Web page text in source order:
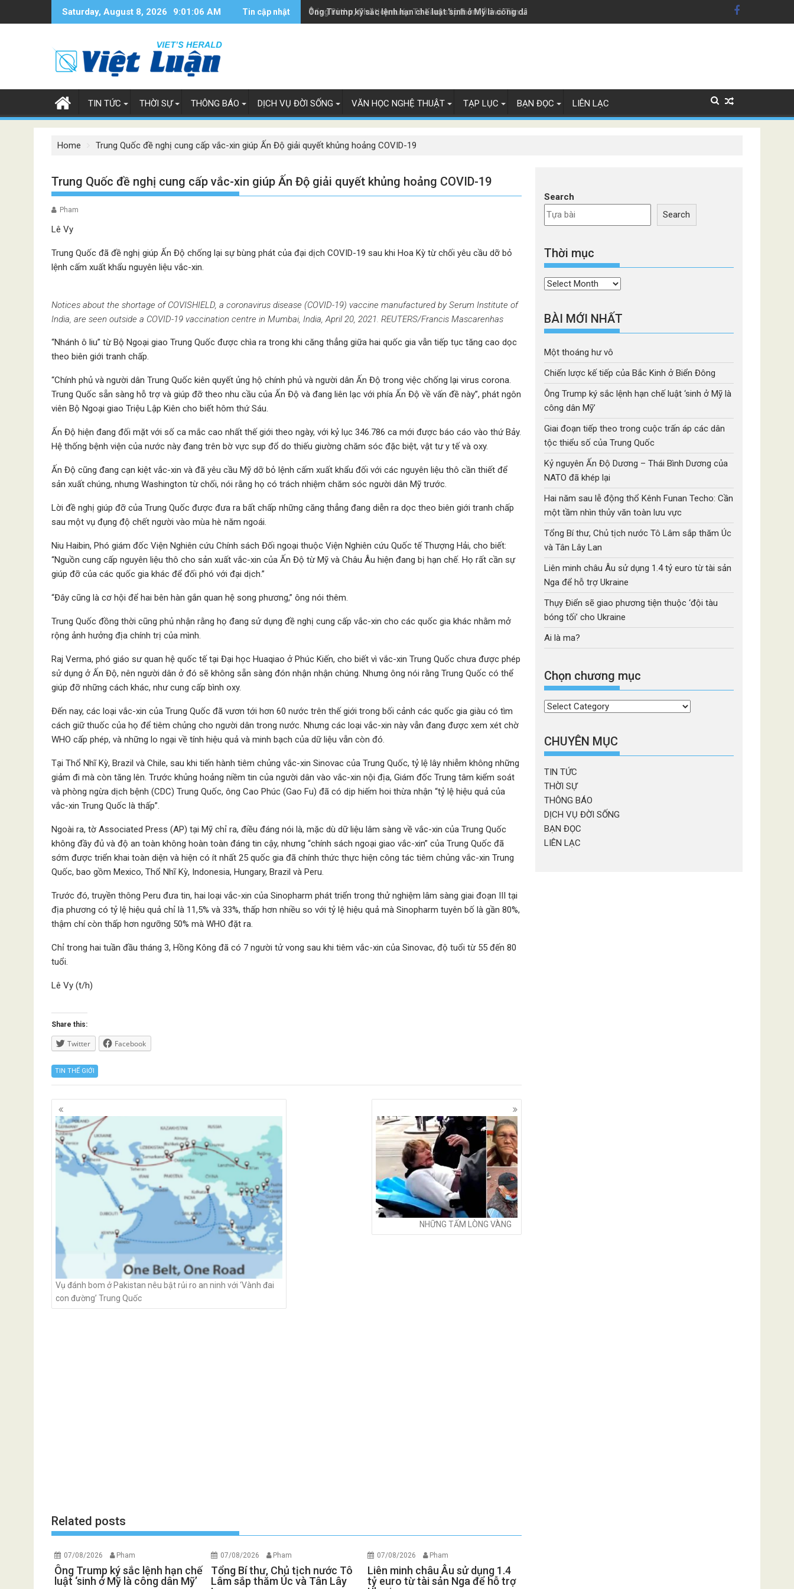
Saturday, August 8, 2026 9:01:07 AM Tin cập nhật Ông Trump ký sắc lệnh hạn chế luật 'sinh ở Mỹ là công dân Mỹ'
Tổng Bí thư, Chủ tịch nước Tô Lâm sắp thăm Úc và Tân Lây Lan
TIN TỨC THỜI SỰ THÔNG BÁO DỊCH VỤ ĐỜI SỐNG VĂN HỌC NGHỆ THUẬT TẠP LỤC BẠN ĐỌC LIÊN LẠC
Home Trung Quốc đề nghị cung cấp vắc-xin giúp Ấn Độ giải quyết khủng hoảng COVID-19
Trung Quốc đề nghị cung cấp vắc-xin giúp Ấn Độ giải quyết khủng hoảng COVID-19
Pham
Lê Vy
Trung Quốc đã đề nghị giúp Ấn Độ chống lại sự bùng phát của đại dịch COVID-19 sau khi Hoa Kỳ từ chối yêu cầu dỡ bỏ
lệnh cấm xuất khẩu nguyên liệu vắc-xin.
Notices about the shortage of COVISHIELD, a coronavirus disease (COVID-19) vaccine manufactured by Serum Institute of
India, are seen outside a COVID-19 vaccination centre in Mumbai, India, April 20, 2021. REUTERS/Francis Mascarenhas
“Nhánh ô liu” từ Bộ Ngoại giao Trung Quốc được chìa ra trong khi căng thẳng giữa hai quốc gia vẫn tiếp tục tăng cao dọc
theo biên giới tranh chấp.
“Chính phủ và người dân Trung Quốc kiên quyết ủng hộ chính phủ và người dân Ấn Độ trong việc chống lại virus corona.
Trung Quốc sẵn sàng hỗ trợ và giúp đỡ theo nhu cầu của Ấn Độ và đang liên lạc với phía Ấn Độ về vấn đề này”, phát ngôn
viên Bộ Ngoại giao Triệu Lập Kiên cho biết hôm thứ Sáu.
Ấn Độ hiện đang đối mặt với số ca mắc cao nhất thế giới theo ngày, với kỷ lục 346.786 ca mới được báo cáo vào thứ Bảy.
Hệ thống bệnh viện của nước này đang trên bờ vực sụp đổ do thiếu giường chăm sóc đặc biệt, vật tư y tế và oxy.
Ấn Độ cũng đang cạn kiệt vắc-xin và đã yêu cầu Mỹ dỡ bỏ lệnh cấm xuất khẩu đối với các nguyên liệu thô cần thiết để
sản xuất chúng, nhưng Washington từ chối, nói rằng họ có trách nhiệm chăm sóc người dân Mỹ trước.
Lời đề nghị giúp đỡ của Trung Quốc được đưa ra bất chấp những căng thẳng đang diễn ra dọc theo biên giới tranh chấp
sau một vụ đụng độ chết người vào mùa hè năm ngoái.
Niu Haibin, Phó giám đốc Viện Nghiên cứu Chính sách Đối ngoại thuộc Viện Nghiên cứu Quốc tế Thượng Hải, cho biết:
“Nguồn cung cấp nguyên liệu thô cho sản xuất vắc-xin của Ấn Độ từ Mỹ và Châu Âu hiện đang bị hạn chế. Họ rất cần sự
giúp đỡ của các quốc gia khác để đối phó với đại dịch.”
“Đây cũng là cơ hội để hai bên hàn gắn quan hệ song phương,” ông nói thêm.
Trung Quốc đồng thời cũng phủ nhận rằng họ đang sử dụng đề nghị cung cấp vắc-xin cho các quốc gia khác nhằm mở
rộng ảnh hưởng địa chính trị của mình.
Raj Verma, phó giáo sư quan hệ quốc tế tại Đại học Huaqiao ở Phúc Kiến, cho biết vì vắc-xin Trung Quốc chưa được phép
sử dụng ở Ấn Độ, nên người dân ở đó sẽ không sẵn sàng đón nhận nhận chúng. Nhưng ông nói rằng Trung Quốc có thể
giúp đỡ những cách khác, như cung cấp bình oxy.
Đến nay, các loại vắc-xin của Trung Quốc đã vươn tới hơn 60 nước trên thế giới trong bối cảnh các quốc gia giàu có tìm
cách giữ thuốc của họ để tiêm chủng cho người dân trong nước. Nhưng các loại vắc-xin này vẫn đang được xem xét chờ
WHO cấp phép, và những lo ngại về tính hiệu quả và minh bạch của dữ liệu vẫn còn đó.
Tại Thổ Nhĩ Kỳ, Brazil và Chile, sau khi tiến hành tiêm chủng vắc-xin Sinovac của Trung Quốc, tỷ lệ lây nhiễm không những
giảm đi mà còn tăng lên. Trước khủng hoảng niềm tin của người dân vào vắc-xin nội địa, Giám đốc Trung tâm kiểm soát
và phòng ngừa dịch bệnh (CDC) Trung Quốc, ông Cao Phúc (Gao Fu) đã có dịp hiếm hoi thừa nhận “tỷ lệ hiệu quả của
vắc-xin Trung Quốc là thấp”.
Ngoài ra, tờ Associated Press (AP) tại Mỹ chỉ ra, điều đáng nói là, mặc dù dữ liệu lâm sàng về vắc-xin của Trung Quốc
không đầy đủ và độ an toàn không hoàn toàn đáng tin cậy, nhưng “chính sách ngoại giao vắc-xin” của Trung Quốc đã
sớm được triển khai toàn diện và hiện có ít nhất 25 quốc gia đã chính thức thực hiện công tác tiêm chủng vắc-xin Trung
Quốc, bao gồm Mexico, Thổ Nhĩ Kỳ, Indonesia, Hungary, Brazil và Peru.
Trước đó, truyền thông Peru đưa tin, hai loại vắc-xin của Sinopharm phát triển trong thử nghiệm lâm sàng giai đoạn III tại
địa phương có tỷ lệ hiệu quả chỉ là 11,5% và 33%, thấp hơn nhiều so với tỷ lệ hiệu quả mà Sinopharm tuyên bố là gần 80%,
thậm chí còn thấp hơn ngưỡng 50% mà WHO đặt ra.
Chỉ trong hai tuần đầu tháng 3, Hồng Kông đã có 7 người tử vong sau khi tiêm vắc-xin của Sinovac, độ tuổi từ 55 đến 80
tuổi.
Lê Vy (t/h)
Share this:
Twitter Facebook
TIN THẾ GIỚI
Posts
navigation
Vụ đánh bom ở Pakistan nêu bật rủi ro an ninh với ‘Vành đai
con đường’ Trung Quốc
NHỮNG TẤM LÒNG VÀNG
Related posts
07/08/2026 Pham
Ông Trump ký sắc lệnh hạn chế
luật ‘sinh ở Mỹ là công dân Mỹ’
07/08/2026 Pham
Tổng Bí thư, Chủ tịch nước Tô
Lâm sắp thăm Úc và Tân Lây
07/08/2026 Pham
Liên minh châu Âu sử dụng 1.4
tỷ euro từ tài sản Nga để hỗ trợ
Search
Search
Thời mục
Thời
BÀI MỚI NHẤT
Một thoáng hư vô
Chiến lược kế tiếp của Bắc Kinh ở Biển Đông
Ông Trump ký sắc lệnh hạn chế luật ‘sinh ở Mỹ là
công dân Mỹ’
Giai đoạn tiếp theo trong cuộc trấn áp các dân
tộc thiểu số của Trung Quốc
Kỷ nguyên Ấn Độ Dương – Thái Bình Dương của
NATO đã khép lại
Hai năm sau lễ động thổ Kênh Funan Techo: Cần
một tầm nhìn thủy văn toàn lưu vực
Tổng Bí thư, Chủ tịch nước Tô Lâm sắp thăm Úc
và Tân Lây Lan
Liên minh châu Âu sử dụng 1.4 tỷ euro từ tài sản
Nga để hỗ trợ Ukraine
Thụy Điển sẽ giao phương tiện thuộc ‘đội tàu
bóng tối’ cho Ukraine
Ai là ma?
Chọn chương mục
Chọn
mục
CHUYÊN MỤC
TIN TỨC
THỜI SỰ
THÔNG BÁO
DỊCH VỤ ĐỜI SỐNG
BẠN ĐỌC
LIÊN LẠC